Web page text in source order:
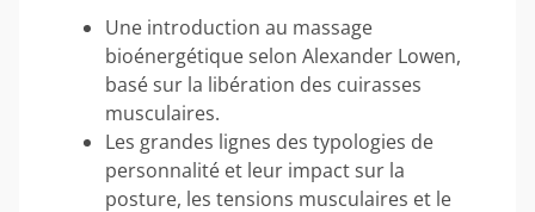
Une introduction au massage
bioénergétique selon Alexander Lowen,
basé sur la libération des cuirasses
musculaires.
Les grandes lignes des typologies de
personnalité et leur impact sur la
posture, les tensions musculaires et le